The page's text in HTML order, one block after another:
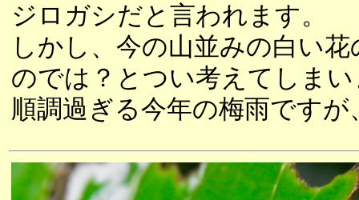
ジロガシだと言われます。
しかし、今の山並みの白い
のでは？とつい考えてしま
順調過ぎる今年の梅雨です